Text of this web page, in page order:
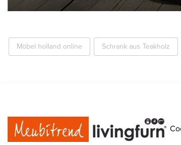
Möbel holland online Schrank aus Teakholz